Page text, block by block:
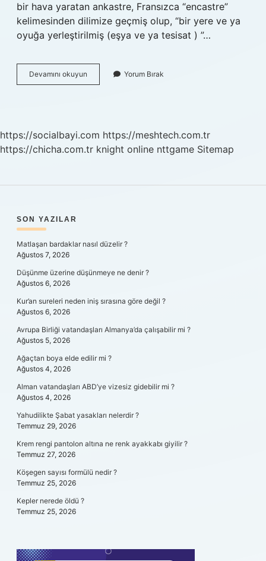
bir hava yaratan ankastre, Fransızca “encastre”
kelimesinden dilimize geçmiş olup, “bir yere ve ya
oyuğa yerleştirilmiş (eşya ve ya tesisat ) ”…
Devamını okuyun
Dolabı
Yorum Bırak
https://socialbayi.com https://meshtech.com.tr
https://chicha.com.tr knight online nttgame Sitemap
SIDEBAR
SON YAZILAR
Matlaşan bardaklar nasıl düzelir ?
Ağustos 7, 2026
Düşünme üzerine düşünmeye ne denir ?
Ağustos 6, 2026
Kur’an sureleri neden iniş sırasına göre değil ?
Ağustos 6, 2026
Avrupa Birliği vatandaşları Almanya’da çalışabilir mi ?
Ağustos 5, 2026
Ağaçtan boya elde edilir mi ?
Ağustos 4, 2026
Alman vatandaşları ABD’ye vizesiz gidebilir mi ?
Ağustos 4, 2026
Yahudilikte Şabat yasakları nelerdir ?
Temmuz 29, 2026
Krem rengi pantolon altına ne renk ayakkabı giyilir ?
Temmuz 27, 2026
Köşegen sayısı formülü nedir ?
Temmuz 25, 2026
Kepler nerede öldü ?
Temmuz 25, 2026